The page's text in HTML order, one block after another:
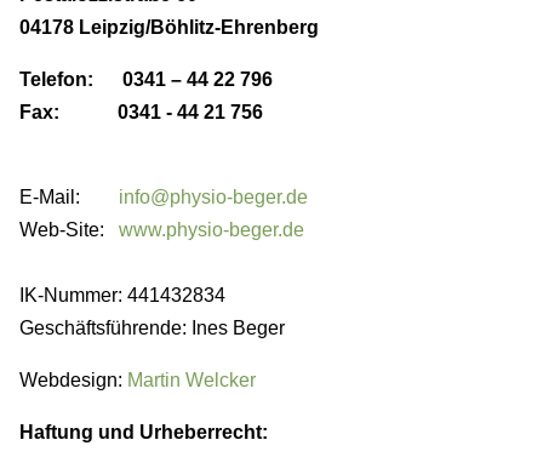
04178 Leipzig/Böhlitz-Ehrenberg
Telefon: 0341 – 44 22 796
Fax: 0341 - 44 21 756
E-Mail: info@physio-beger.de
Web-Site: www.physio-beger.de
IK-Nummer: 441432834
Geschäftsführende: Ines Beger
Webdesign: Martin Welcker
Haftung und Urheberrecht: